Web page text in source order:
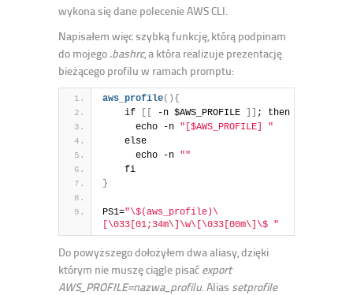
wykona się dane polecenie AWS CLI.
Napisałem więc szybką funkcję, którą podpinam
do mojego .bashrc, a która realizuje prezentację
bieżącego profilu w ramach promptu:
aws_profile( ) {
    if
[ [ -n $AWS_PROFILE ] ] ; then
      echo -n
"[$AWS_PROFILE] "
    else
      echo -n
""
    fi
}
PS1="\$(aws_profile)\
[\033[01;34m\]\w\[\033[00m\]\$ "
Do powyższego dołożyłem dwa aliasy, dzięki
którym nie muszę ciągle pisać export
AWS_PROFILE=nazwa_profilu. Alias setprofile